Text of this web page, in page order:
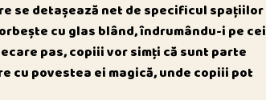
se detașează net de specificul spațiilor
cu glas blând, îndrumându-i pe cei
pas, copiii vor simți că sunt parte
cu povestea ei magică, unde copiii pot